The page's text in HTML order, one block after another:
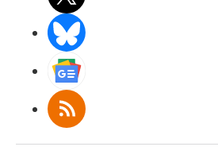
RSS